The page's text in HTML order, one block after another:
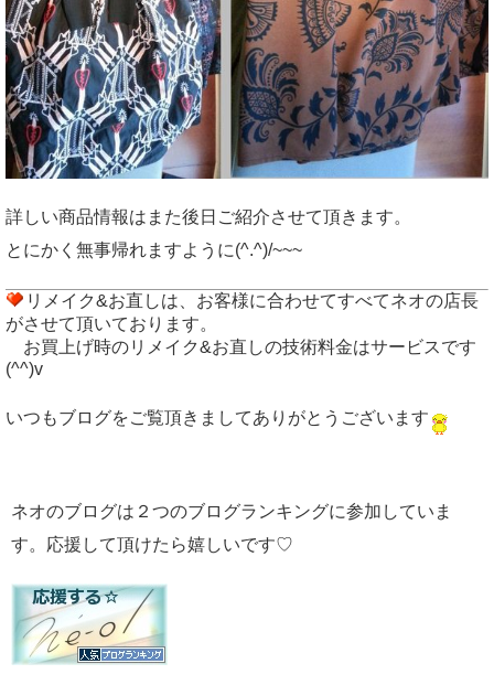
詳しい商品情報はまた後日ご紹介させて頂きます。
とにかく無事帰れますように(^.^)/~~~
リメイク&お直しは、お客様に合わせてすべてネオの店長
がさせて頂いております。
お買上げ時のリメイク&お直しの技術料金はサービスです
(^^)v
いつもブログをご覧頂きましてありがとうございます
ネオのブログは２つのブログランキングに参加していま
す。応援して頂けたら嬉しいです♡